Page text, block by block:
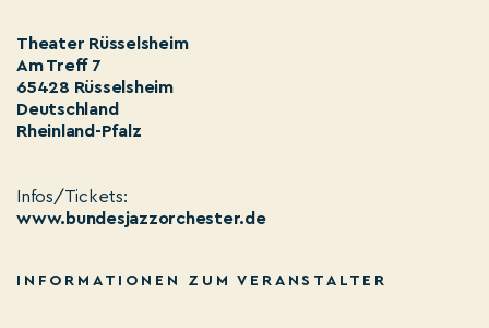
Theater Rüsselsheim
Am Treff 7
65428 Rüsselsheim
Deutschland
Rheinland-Pfalz
Infos/Tickets:
www.bundesjazzorchester.de
INFORMATIONEN ZUM VERANSTALTER